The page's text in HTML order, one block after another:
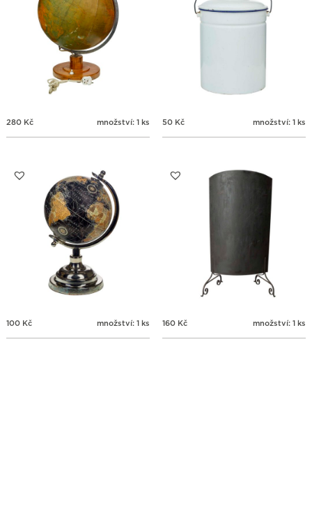
280 Kč množství: 1 ks 50 Kč množství: 1 ks
100 Kč množství: 1 ks 160 Kč množství: 1 ks